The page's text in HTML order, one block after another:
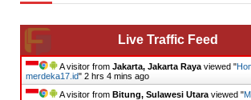
Live Traffic Feed
A visitor from Jakarta, Jakarta Raya viewed "
merdeka17.id" 2 hrs 4 mins ago
A visitor from Bitung, Sulawesi Utara viewed "